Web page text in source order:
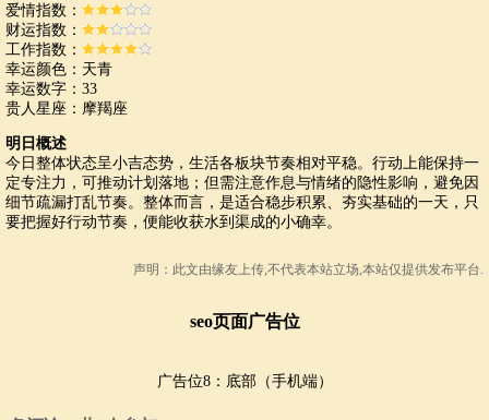
爱情指数：
财运指数：
工作指数：
幸运颜色：天青
幸运数字：33
贵人星座：摩羯座
明日概述
今日整体状态呈小吉态势，生活各板块节奏相对平稳。行动上能保持一
定专注力，可推动计划落地；但需注意作息与情绪的隐性影响，避免因
细节疏漏打乱节奏。整体而言，是适合稳步积累、夯实基础的一天，只
要把握好行动节奏，便能收获水到渠成的小确幸。
声明：此文由缘友 上传,不代表本站立场,本站仅提供发布平台.
seo页面广告位
广告位8：底部（手机端）